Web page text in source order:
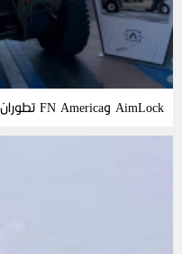
AimLock وFN America تطوران نظام Dune لمكافحة المسيّرات